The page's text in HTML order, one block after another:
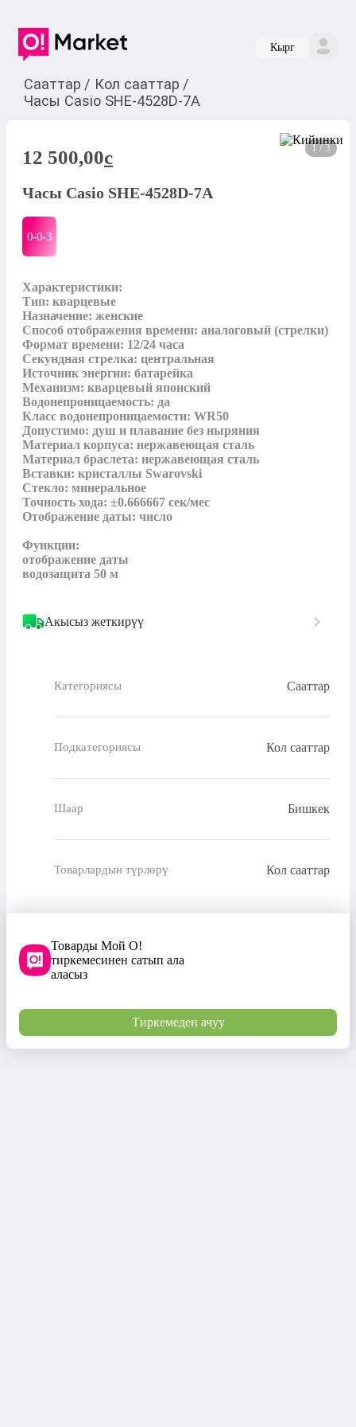
Кырг
Сааттар / Кол сааттар /
Часы Casio SHE-4528D-7A
1 / 3
12 500,00c
Часы Casio SHE-4528D-7A
0-0-3
Характеристики:
Тип: кварцевые
Назначение: женские
Способ отображения времени: аналоговый (стрелки)
Формат времени: 12/24 часа
Секундная стрелка: центральная
Источник энергии: батарейка
Механизм: кварцевый японский
Водонепроницаемость: да
Класс водонепроницаемости: WR50
Допустимо: душ и плавание без ныряния
Материал корпуса: нержавеющая сталь
Материал браслета: нержавеющая сталь
Вставки: кристаллы Swarovski
Стекло: минеральное
Точность хода: ±0.666667 сек/мес
Отображение даты: число
Функции:
отображение даты
водозащита 50 м
Акысыз жеткирүү
Категориясы Сааттар
Подкатегориясы Кол сааттар
Шаар Бишкек
Товарлардын түрлөрү Кол сааттар
Товарды Мой О!
тиркемесинен сатып ала
аласыз
Тиркемеден ачуу